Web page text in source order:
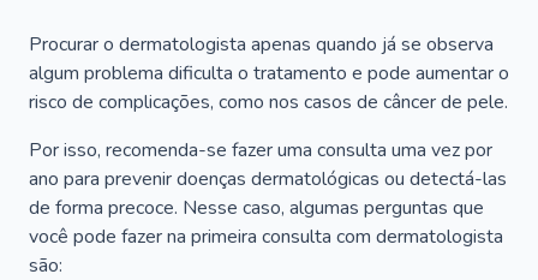
Procurar o dermatologista apenas quando já se observa
algum problema dificulta o tratamento e pode aumentar o
risco de complicações, como nos casos de câncer de pele.
Por isso, recomenda-se fazer uma consulta uma vez por
ano para prevenir doenças dermatológicas ou detectá-las
de forma precoce. Nesse caso, algumas perguntas que
você pode fazer na primeira consulta com dermatologista
são: